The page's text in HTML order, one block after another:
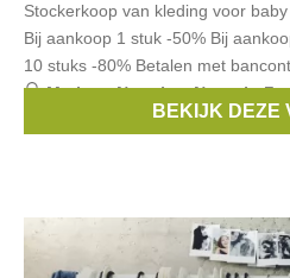
Stockerkoop van kleding voor
Bij aankoop 1 stuk -50% Bij
10 stuks -80% Betalen met
Merken:Noppies,Name it,
BEKIJK DEZE